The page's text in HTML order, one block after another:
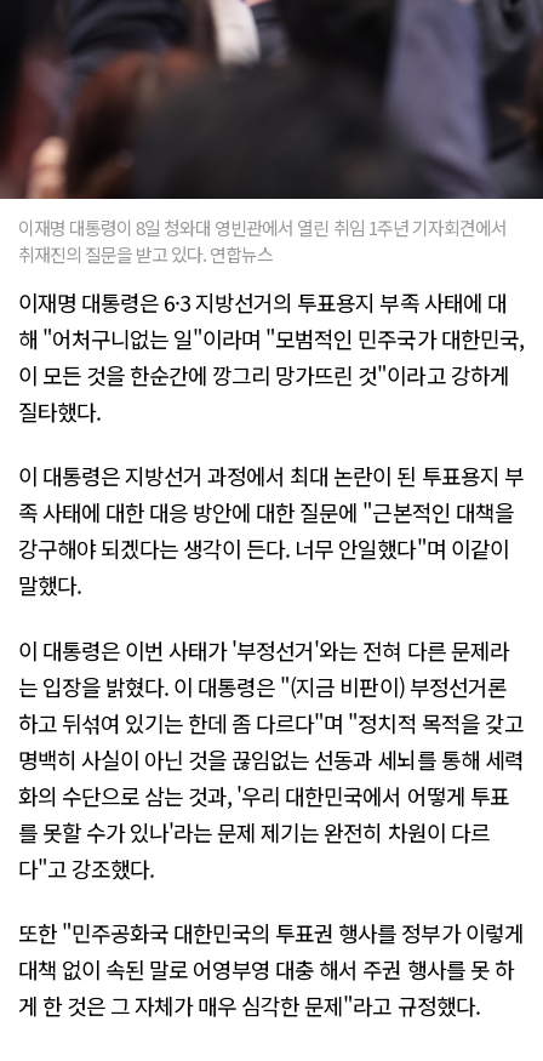
이재명 대통령이 8일 청와대 영빈관에서 열린 취임 1주년 기자회견에서
취재진의 질문을 받고 있다. 연합뉴스
이재명 대통령은 6·3 지방선거의 투표용지 부족 사태에 대
해 "어처구니없는 일"이라며 "모범적인 민주국가 대한민국,
이 모든 것을 한순간에 깡그리 망가뜨린 것"이라고 강하게
질타했다.
이 대통령은 지방선거 과정에서 최대 논란이 된 투표용지 부
족 사태에 대한 대응 방안에 대한 질문에 "근본적인 대책을
강구해야 되겠다는 생각이 든다. 너무 안일했다"며 이같이
말했다.
이 대통령은 이번 사태가 '부정선거'와는 전혀 다른 문제라
는 입장을 밝혔다. 이 대통령은 "(지금 비판이) 부정선거론
하고 뒤섞여 있기는 한데 좀 다르다"며 "정치적 목적을 갖고
명백히 사실이 아닌 것을 끊임없는 선동과 세뇌를 통해 세력
화의 수단으로 삼는 것과, '우리 대한민국에서 어떻게 투표
를 못할 수가 있나'라는 문제 제기는 완전히 차원이 다르
다"고 강조했다.
또한 "민주공화국 대한민국의 투표권 행사를 정부가 이렇게
대책 없이 속된 말로 어영부영 대충 해서 주권 행사를 못 하
게 한 것은 그 자체가 매우 심각한 문제"라고 규정했다.